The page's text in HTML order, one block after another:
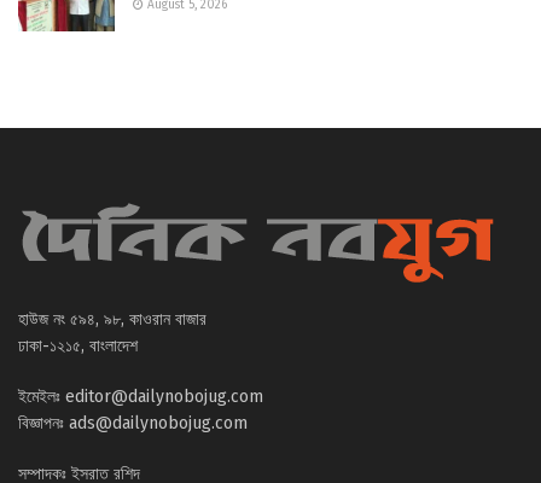
August 5, 2026
হাউজ নং ৫৯৪, ৯৮, কাওরান বাজার
ঢাকা-১২১৫, বাংলাদেশ
ইমেইলঃ editor@dailynobojug.com
বিজ্ঞাপনঃ ads@dailynobojug.com
সম্পাদকঃ ইসরাত রশিদ